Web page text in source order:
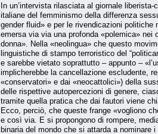
In un’intervista rilasciata al giornale
italiane del femminismo della differenza
gender fluid» e per le rivendicazioni
emersa via via una profonda «polemica» nei
donna». Nella «neolingua» che questo
linguistiche di stampo terroristico del
e sarebbe vietato soprattutto – appunto –
implicherebbe la cancellazione escludente,
«conservatori» e dai «neocattolici») della
delle rispettive autopercezioni di genere,
tramite quella pratica che dai fautori viene
Ecco, perciò, che queste frange «vogliono
e così via. E si propongono di rompere,
binaria del mondo che si attarda a nominare